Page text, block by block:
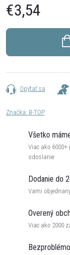
€3,54
Opýtať sa
Značka: B-TOP
Všetko
Viac ako
odoslanie
Dodanie do
Vami
Overený
Viac ako 2000